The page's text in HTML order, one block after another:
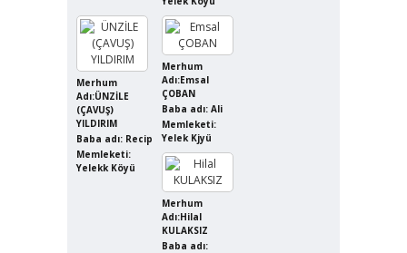
Merhum
Adı:ÜNZİLE
(ÇAVUŞ)
YILDIRIM
Baba adı: Recip
Memleketi:
Yelekk Köyü
Merhum
Adı:Emsal
ÇOBAN
Baba adı: Ali
Memleketi:
Yelek Kjyü
Merhum
Adı:Hilal
KULAKSIZ
Baba adı: